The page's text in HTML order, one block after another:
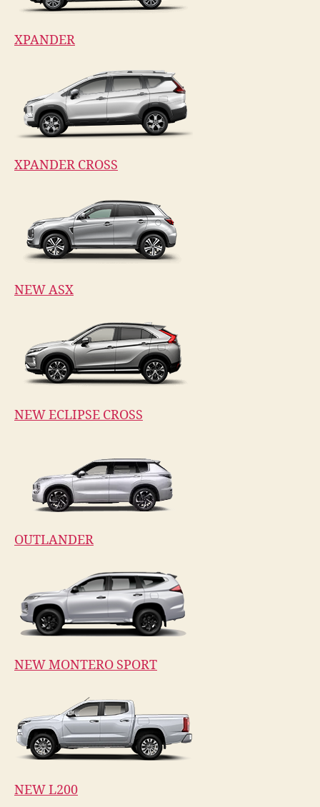
XPANDER
XPANDER CROSS
NEW ASX
NEW ECLIPSE CROSS
OUTLANDER
NEW MONTERO SPORT
NEW L200